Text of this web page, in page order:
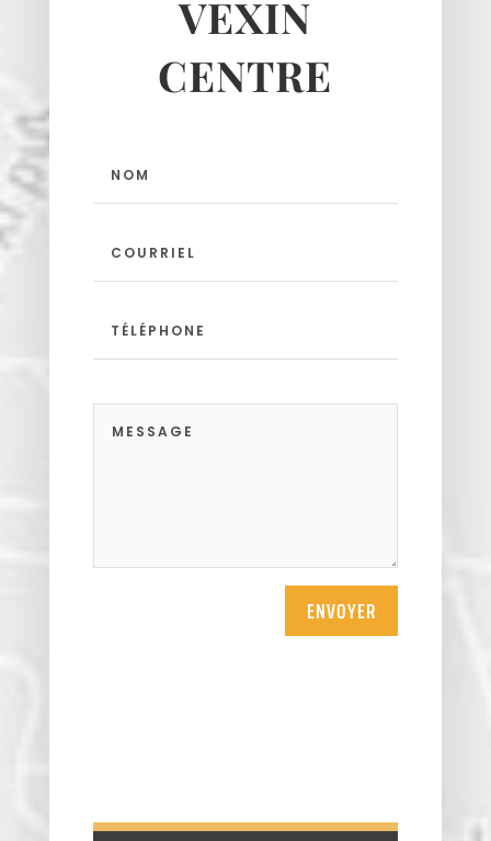
Le Bellay-en-vexin
Le Perchay
Longuesse
Marines
Montgeroult
Neuilly-en-vexin
Santeuil
Seraincourt
Themericourt
VEXIN
CENTRE
ENVOYER